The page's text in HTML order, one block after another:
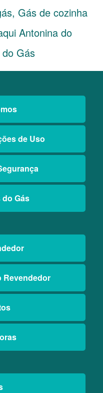
Gás de cozinha
Antonina do
Gás
de Uso
Gás
Revendedor